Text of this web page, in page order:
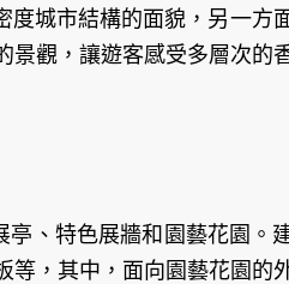
城市結構的面貌，另一方
景觀，讓遊客感受多層次的
、特色展牆和園藝花園。
等，其中，面向園藝花園的